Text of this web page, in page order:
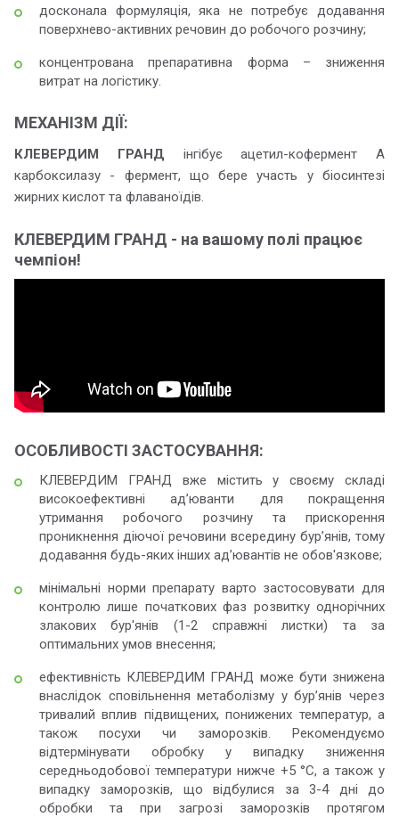
досконала формуляція, яка не потребує додавання
поверхнево-активних речовин до робочого розчину;
концентрована препаративна форма – зниження
витрат на логістику.
МЕХАНІЗМ ДІЇ:
КЛЕВЕРДИМ ГРАНД інгібує ацетил-кофермент А
карбоксилазу - фермент, що бере участь у біосинтезі
жирних кислот та флаваноїдів.
КЛЕВЕРДИМ ГРАНД - на вашому полі працює
чемпіон!
ОСОБЛИВОСТІ ЗАСТОСУВАННЯ:
КЛЕВЕРДИМ ГРАНД
вже містить у своєму складі
високоефективні ад’юванти для покращення
утримання робочого розчину та прискорення
проникнення діючої речовини всередину бур’янів, тому
додавання будь-яких інших ад’ювантів не обов'язкове;
мінімальні норми препарату варто застосовувати для
контролю лише початкових фаз розвитку однорічних
злакових бур'янів (1-2 справжні листки) та за
оптимальних умов внесення;
ефективність КЛЕВЕРДИМ ГРАНД може бути знижена
внаслідок сповільнення метаболізму у бур’янів через
тривалий вплив підвищених, понижених температур, а
також посухи чи заморозків. Рекомендуємо
відтермінувати обробку у випадку зниження
середньодобової температури нижче +5 °С, а також у
випадку заморозків, що відбулися за 3-4 дні до
обробки та при загрозі заморозків протягом